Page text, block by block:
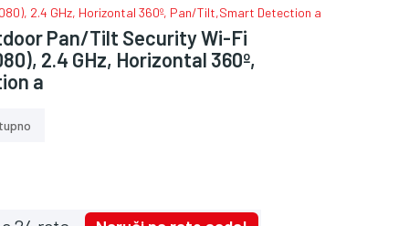
2.4 GHz, Horizontal 360º, Pan/Tilt,Smart Detection a
Pan/Tilt Security Wi-Fi
2.4 GHz, Horizontal 360º,
a